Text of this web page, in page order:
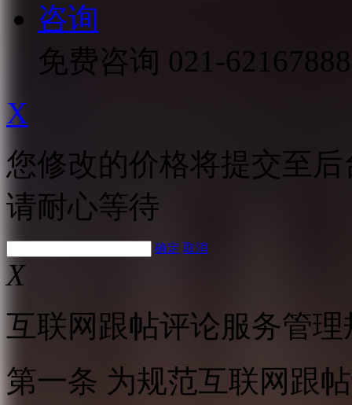
咨询
免费咨询 021-62167888
X
您修改的价格将提交至
请耐心等待
确定 取消
X
互联网跟帖评论服务管理
第一条 为规范互联网跟